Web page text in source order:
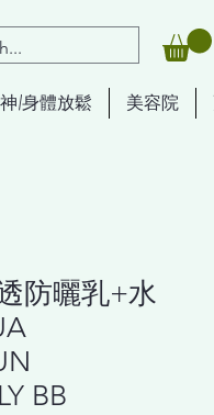
/身體放鬆 美容院
防曬乳+水
BB